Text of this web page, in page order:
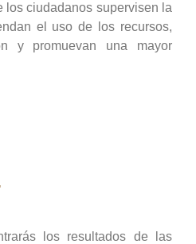
los ciudadanos supervisen la
el uso de los recursos,
y promuevan una mayor
los resultados de las